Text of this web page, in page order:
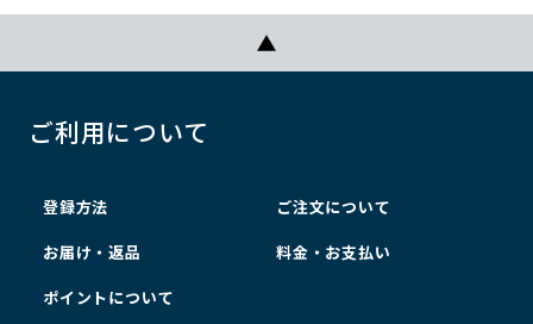
ご利用について
登録方法 ご注文について
お届け・返品 料金・お支払い
ポイントについて